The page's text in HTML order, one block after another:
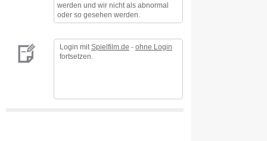
werden und wir nicht als abnormal
oder so gesehen werden.
Login mit Spielfilm.de - ohne Login
fortsetzen.